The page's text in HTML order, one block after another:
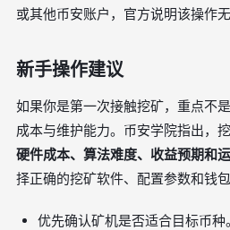
或其他币安账户，官方说明该操作
新手操作建议
如果你是第一次接触挖矿，重点不
成本与维护能力。币安学院指出，
硬件成本、算法难度、收益预期和
择正确的挖矿软件、配置参数和钱
优先确认矿机是否适合目标币